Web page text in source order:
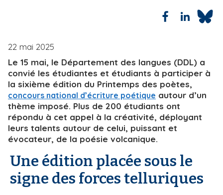
22 mai 2025
Le 15 mai, le Département des langues (DDL) a
convié les étudiantes et étudiants à participer à
la sixième édition du Printemps des poètes,
concours national d’écriture poétique autour d’un
thème imposé. Plus de 200 étudiants ont
répondu à cet appel à la créativité, déployant
leurs talents autour de celui, puissant et
évocateur, de la poésie volcanique.
Une édition placée sous le
signe des forces telluriques